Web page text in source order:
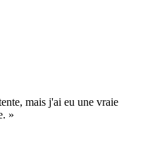
mais j'ai eu une vraie
»